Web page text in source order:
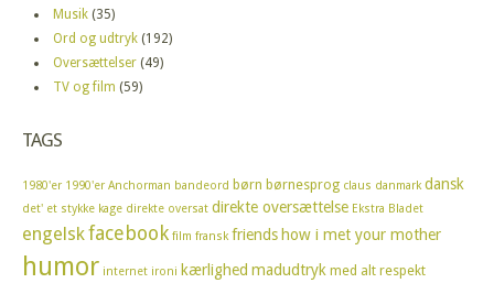
Musik (35)
Ord og udtryk (192)
Oversættelser (49)
TV og film (59)
TAGS
1980'er 1990'er Anchorman bandeord børn børnesprog claus danmark dansk
det' et stykke kage direkte oversat direkte oversættelse Ekstra Bladet
engelskfacebook film fransk friends how i met your mother
humor internet ironi kærlighed madudtryk med alt respekt